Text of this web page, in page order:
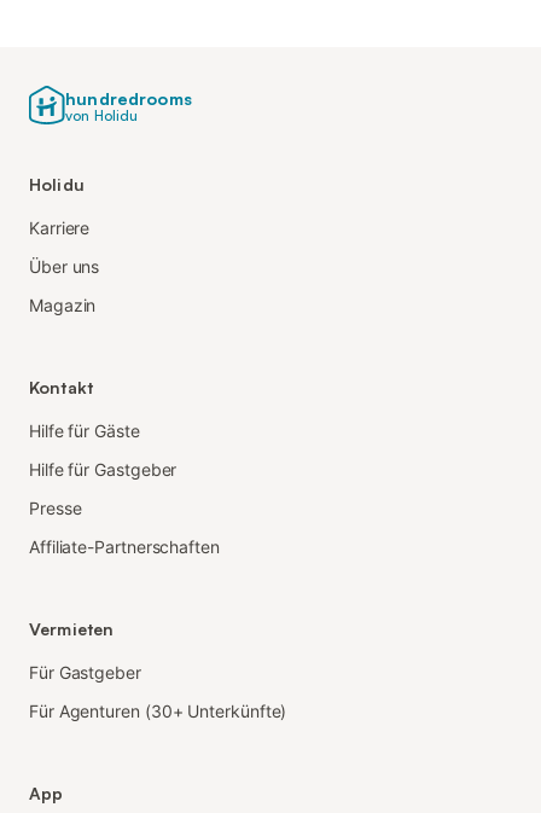
hundredrooms
von Holidu
Holidu
Karriere
Über uns
Magazin
Kontakt
Hilfe für Gäste
Hilfe für Gastgeber
Presse
Affiliate-Partnerschaften
Vermieten
Für Gastgeber
Für Agenturen (30+ Unterkünfte)
App